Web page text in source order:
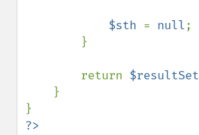
$sth = null;
        return
$resultSet
?>